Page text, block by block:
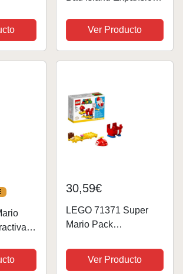
6
construcción; juguete
coleccionable para
niños de 7 años en
Ver Producto
de
30,59€
LEGO 71371 Super
Mario Pack
Helicóptero Juguete de
Construcción
Ver Producto